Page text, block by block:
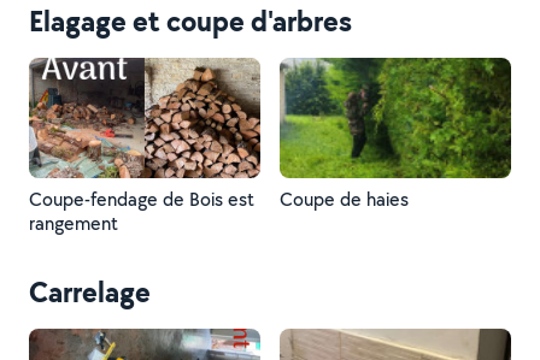
Elagage et coupe d'arbres
Coupe-fendage de Bois est
rangement
Coupe de haies
Carrelage